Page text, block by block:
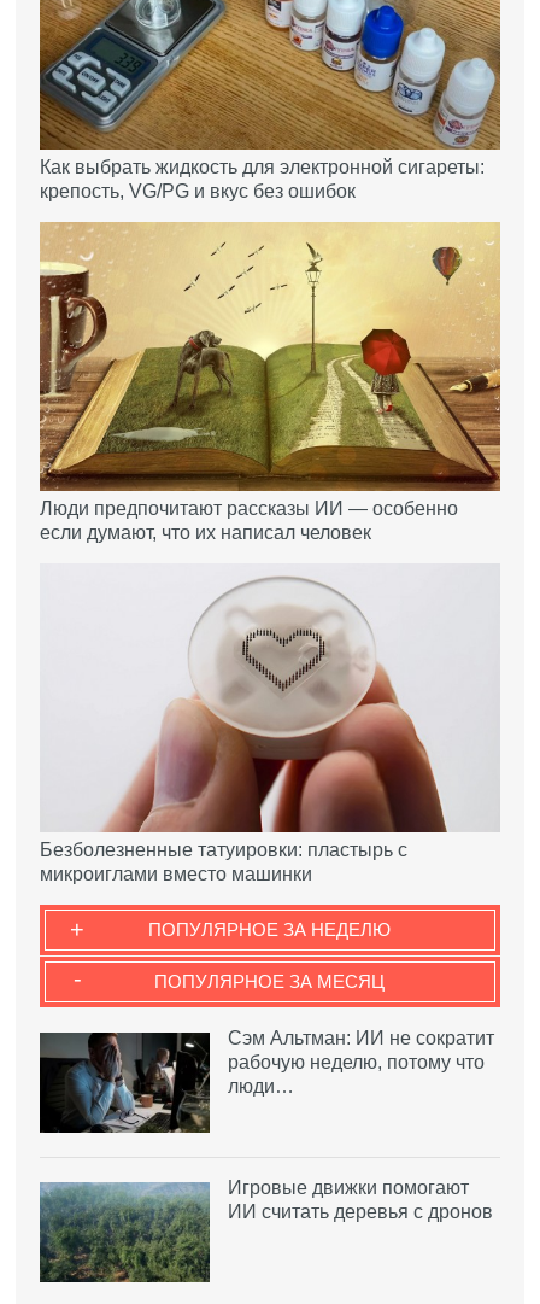
Как выбрать жидкость для электронной сигареты:
крепость, VG/PG и вкус без ошибок
Люди предпочитают рассказы ИИ — особенно
если думают, что их написал человек
Безболезненные татуировки: пластырь с
микроиглами вместо машинки
ПОПУЛЯРНОЕ ЗА НЕДЕЛЮ
+
ПОПУЛЯРНОЕ ЗА МЕСЯЦ
-
Сэм Альтман: ИИ не сократит
рабочую неделю, потому что
люди…
Игровые движки помогают
ИИ считать деревья с дронов